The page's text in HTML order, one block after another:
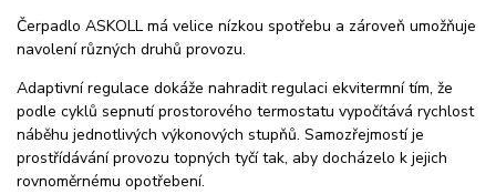
Čerpadlo ASKOLL má velice nízkou spotřebu a zároveň umožňuje
navolení různých druhů provozu.
Adaptivní regulace dokáže nahradit regulaci ekvitermní tím, že
podle cyklů sepnutí prostorového termostatu vypočítává rychlost
náběhu jednotlivých výkonových stupňů. Samozřejmostí je
prostřídávání provozu topných tyčí tak, aby docházelo k jejich
rovnoměrnému opotřebení.